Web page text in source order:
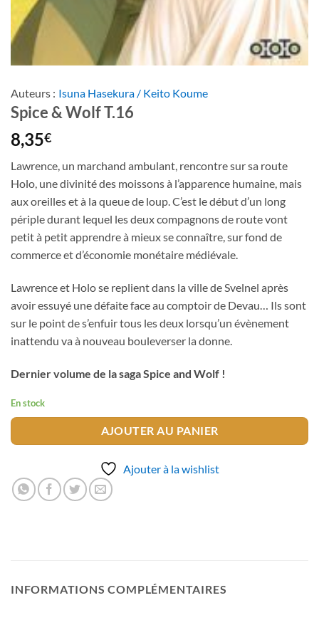
Auteurs : Isuna Hasekura / Keito Koume
Spice & Wolf T.16
8,35€
Lawrence, un marchand ambulant, rencontre sur sa route
Holo, une divinité des moissons à l’apparence humaine, mais
aux oreilles et à la queue de loup. C’est le début d’un long
périple durant lequel les deux compagnons de route vont
petit à petit apprendre à mieux se connaître, sur fond de
commerce et d’économie monétaire médiévale.
Lawrence et Holo se replient dans la ville de Svelnel après
avoir essuyé une défaite face au comptoir de Devau… Ils sont
sur le point de s’enfuir tous les deux lorsqu’un évènement
inattendu va à nouveau bouleverser la donne.
Dernier volume de la saga Spice and Wolf !
En stock
AJOUTER AU PANIER
Ajouter à la wishlist
INFORMATIONS COMPLÉMENTAIRES